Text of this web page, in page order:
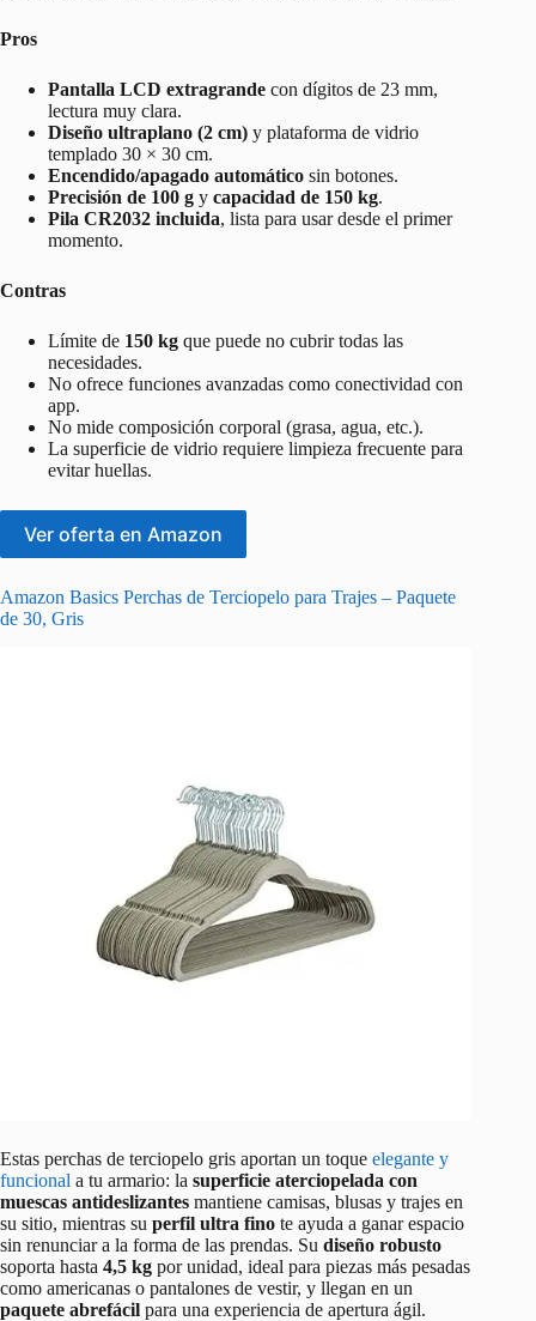
Pros
Pantalla LCD extragrande con dígitos de 23 mm,
lectura muy clara.
Diseño ultraplano (2 cm) y plataforma de vidrio
templado 30 × 30 cm.
Encendido/apagado automático sin botones.
Precisión de 100 g y capacidad de 150 kg.
Pila CR2032 incluida, lista para usar desde el primer
momento.
Contras
Límite de 150 kg que puede no cubrir todas las
necesidades.
No ofrece funciones avanzadas como conectividad con
app.
No mide composición corporal (grasa, agua, etc.).
La superficie de vidrio requiere limpieza frecuente para
evitar huellas.
Ver oferta en Amazon
Amazon Basics Perchas de Terciopelo para Trajes – Paquete
de 30, Gris
Estas perchas de terciopelo gris aportan un toque elegante y
funcional a tu armario: la superficie aterciopelada con
muescas antideslizantes mantiene camisas, blusas y trajes en
su sitio, mientras su perfil ultra fino te ayuda a ganar espacio
sin renunciar a la forma de las prendas. Su diseño robusto
soporta hasta 4,5 kg por unidad, ideal para piezas más pesadas
como americanas o pantalones de vestir, y llegan en un
paquete abrefácil para una experiencia de apertura ágil.